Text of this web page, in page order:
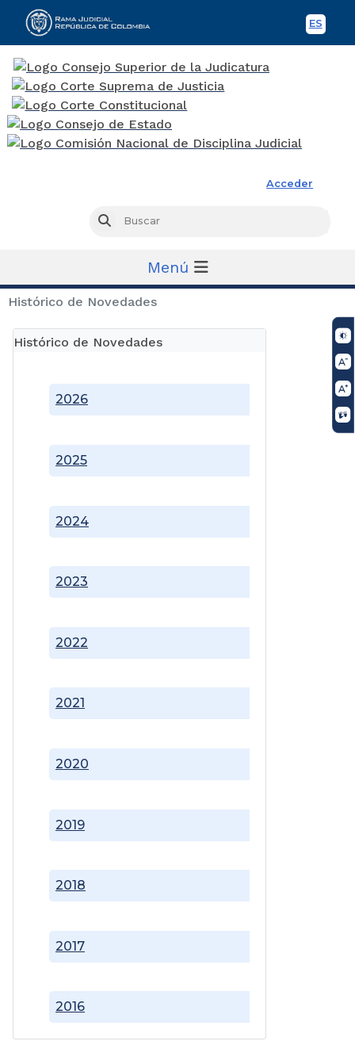
ES
Acceder
Buscar
Menú
Histórico de Novedades
Histórico de Novedades
2016
2017
2018
2019
2020
2021
2022
2023
2024
2025
2026